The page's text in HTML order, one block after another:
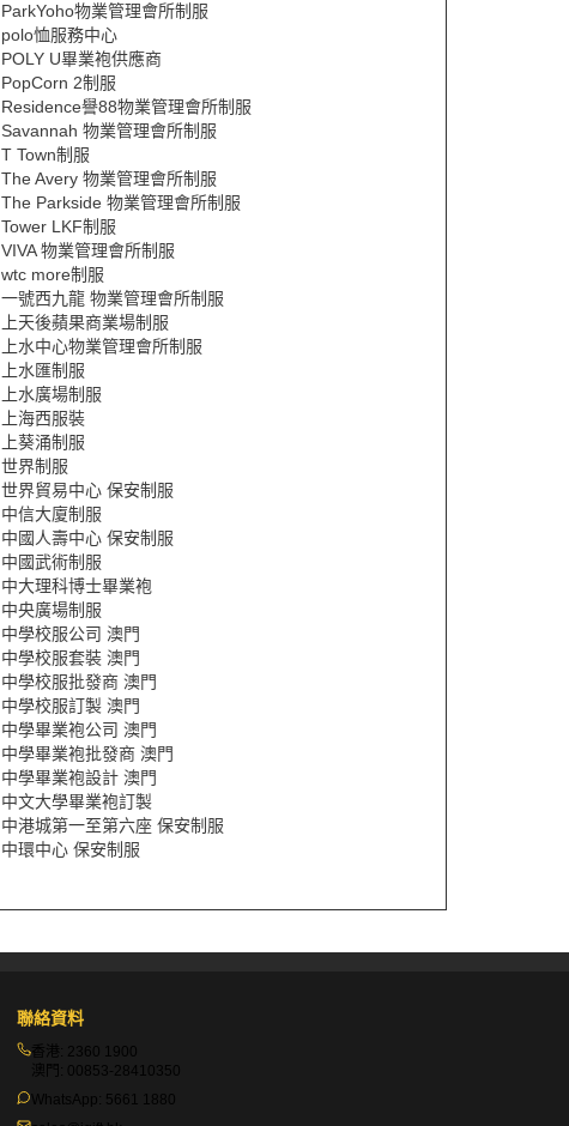
ParkYoho物業管理會所制服
polo恤服務中心
POLY U畢業袍供應商
PopCorn 2制服
Residence譽88物業管理會所制服
Savannah 物業管理會所制服
T Town制服
The Avery 物業管理會所制服
The Parkside 物業管理會所制服
Tower LKF制服
VIVA 物業管理會所制服
wtc more制服
一號西九龍 物業管理會所制服
上天後蘋果商業場制服
上水中心物業管理會所制服
上水匯制服
上水廣場制服
上海西服裝
上葵涌制服
世界制服
世界貿易中心 保安制服
中信大廈制服
中國人壽中心 保安制服
中國武術制服
中大理科博士畢業袍
中央廣場制服
中學校服公司 澳門
中學校服套裝 澳門
中學校服批發商 澳門
中學校服訂製 澳門
中學畢業袍公司 澳門
中學畢業袍批發商 澳門
中學畢業袍設計 澳門
中文大學畢業袍訂製
中港城第一至第六座 保安制服
中環中心 保安制服
聯絡資料
香港: 2360 1900
澳門: 00853-28410350
WhatsApp: 5661 1880